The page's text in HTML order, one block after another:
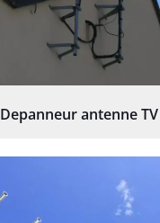
Depanneur antenne TV